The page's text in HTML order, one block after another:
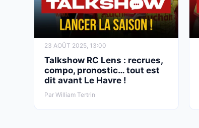
23 AOÛT 2025, 13:00
Talkshow RC Lens : recrues,
compo, pronostic… tout est
dit avant Le Havre !
Par William Tertrin